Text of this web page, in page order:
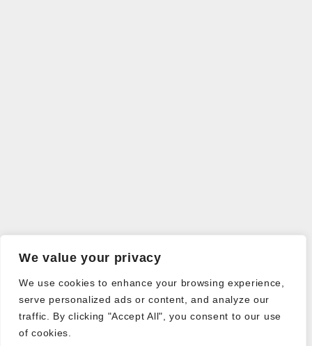
We value your privacy
We use cookies to enhance your browsing experience,
serve personalized ads or content, and analyze our
traffic. By clicking "Accept All", you consent to our use
of cookies.